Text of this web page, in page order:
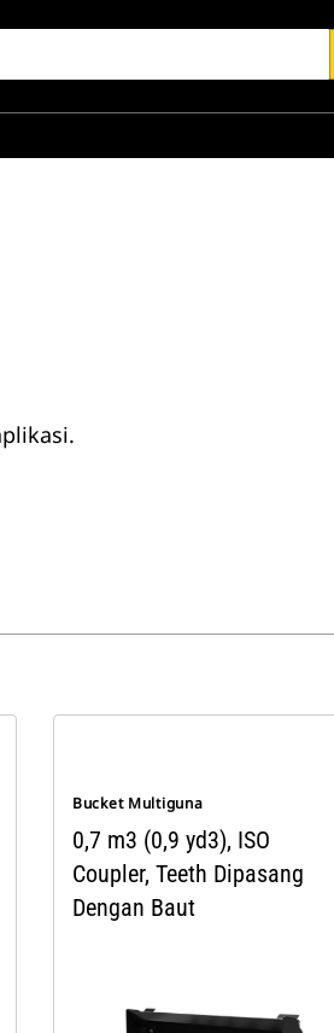
Bucket Multiguna
0,7 m3 (0,9 yd3), ISO
Coupler, Teeth Dipasang
Dengan Baut